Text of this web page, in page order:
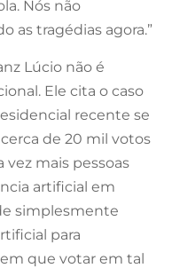
Nós não
as tragédias agora.”
Lúcio não é
Ele cita o caso
recente se
de 20 mil votos
vez mais pessoas
artificial em
simplesmente
para
que votar em tal